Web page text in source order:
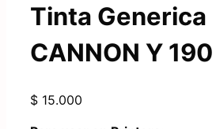
Tinta Generica
CANNON Y 190
$ 15.000